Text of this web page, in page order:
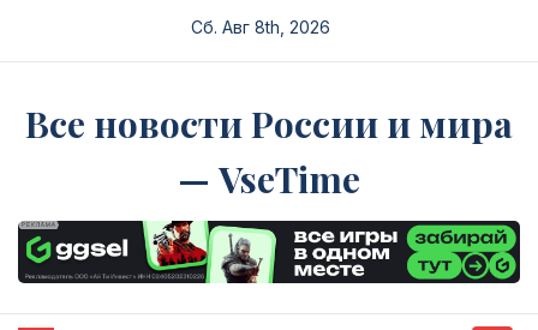
Сб. Авг 8th, 2026
Все новости России и мира
— VseTime